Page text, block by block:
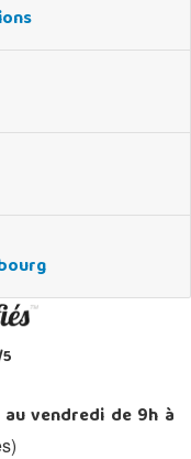
5
vendredi de 9h à